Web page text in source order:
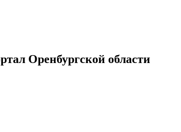
Оренбургской области